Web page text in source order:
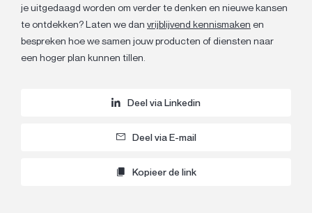
je uitgedaagd worden om verder te denken en nieuwe kansen
te ontdekken? Laten we dan vrijblijvend kennismaken en
bespreken hoe we samen jouw producten of diensten naar
een hoger plan kunnen tillen.
Deel via Linkedin
Deel via E-mail
Kopieer de link